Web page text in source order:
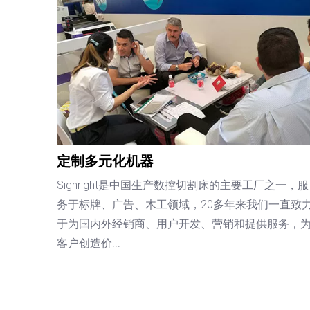
定制多元化机器
Signright是中国生产数控切割床的主要工厂之一，服
务于标牌、广告、木工领域，20多年来我们一直致
于为国内外经销商、用户开发、营销和提供服务，
客户创造价...